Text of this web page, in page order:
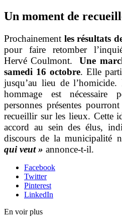
Un moment de
Prochainement les résultats
pour faire retomber
Hervé Coulmont.Une
samedi 16 octobre. Elle
jusqu’au lieu de
hommage est nécessaire
personnes présentes
recueillir sur les lieux. Cette
accord au sein des élus,
discours de la municipalité
qui veut » annonce-t-il.
Facebook
Twitter
Pinterest
LinkedIn
En voir plus